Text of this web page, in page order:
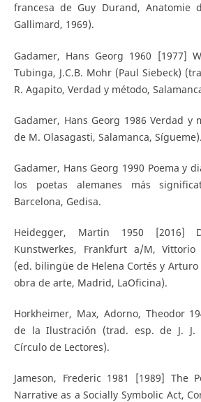
francesa de Guy Durand, Anatomie
Gallimard, 1969).
Gadamer, Hans Georg 1960 [1977]
Tubinga, J.C.B. Mohr (Paul Siebeck)
R. Agapito, Verdad y método,
Gadamer, Hans Georg 1986 Verdad y
de M. Olasagasti, Salamanca, Sígueme).
Gadamer, Hans Georg 1990 Poema y
los poetas alemanes más
Barcelona, Gedisa.
Heidegger, Martin 1950 [2016]
Kunstwerkes, Frankfurt a/M, Vittorio
(ed. bilingüe de Helena Cortés y Arturo
obra de arte, Madrid, LaOficina).
Horkheimer, Max, Adorno, Theodor
de la Ilustración (trad. esp. de J. J.
Círculo de Lectores).
Jameson, Frederic 1981 [1989] The
Narrative as a Socially Symbolic Act,